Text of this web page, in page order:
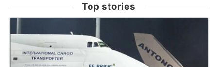
Top stories